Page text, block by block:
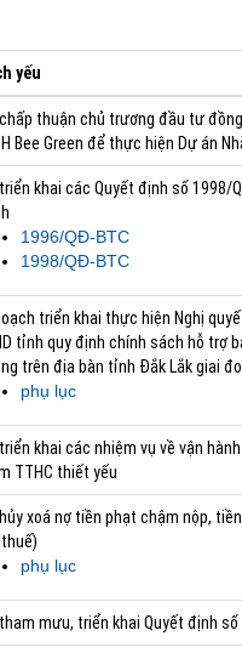
yếu
thuận chủ trương đầu tư
Bee Green để thực hiện Dự án
khai các Quyết định số 1998/
1996/QĐ-BTC
1998/QĐ-BTC
triển khai thực hiện Nghị
tỉnh quy định chính sách hỗ trợ
trên địa bàn tỉnh Đắk Lắk giai
phụ lục
khai các nhiệm vụ về vận
TTHC thiết yếu
xoá nợ tiền phạt chậm nộp,
phụ lục
mưu, triển khai Quyết định